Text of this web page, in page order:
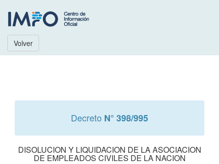
Volver
Decreto N° 398/995
DISOLUCION Y LIQUIDACION DE LA ASOCIACION
DE EMPLEADOS CIVILES DE LA NACION